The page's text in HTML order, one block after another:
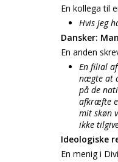
En kollega til
Hvis jeg
Dansker:
En anden
En filial
nægte at
på de
afkræfte
mit skøn
ikke
Ideologiske
En menig i